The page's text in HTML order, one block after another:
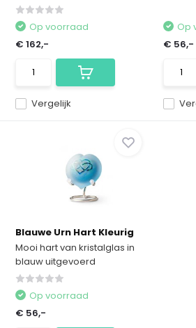
Vergelijk
Op voorraad
€ 162,-
Op
€ 56,-
Blauwe Urn Hart Kleurig
Mooi hart van kristalglas in
blauw uitgevoerd
Op voorraad
€ 56,-